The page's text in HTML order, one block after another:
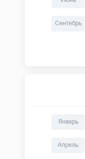
Сентябрь
Январь
Апрель